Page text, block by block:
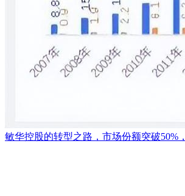
敏华控股的转型之路，市场份额突破50%